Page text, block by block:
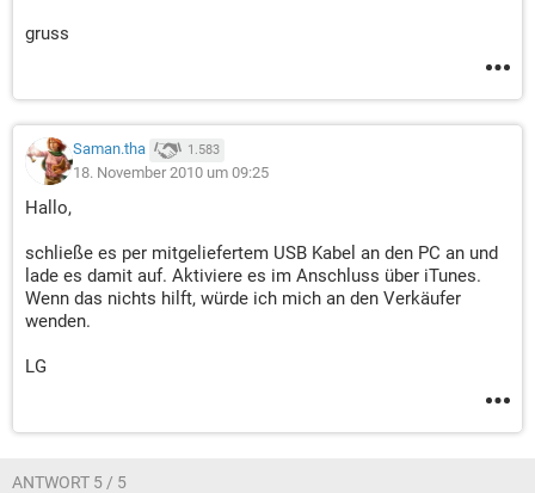
gruss
Saman.tha 1.583
18. November 2010 um 09:25
Hallo,
schließe es per mitgeliefertem USB Kabel an den PC an und
lade es damit auf. Aktiviere es im Anschluss über iTunes.
Wenn das nichts hilft, würde ich mich an den Verkäufer
wenden.
LG
ANTWORT 5 / 5